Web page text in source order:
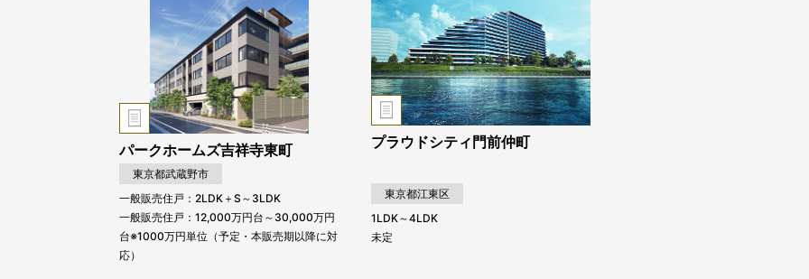
パークホームズ吉祥寺東町
東京都武蔵野市
一般販売住戸：2LDK＋S～3LDK
一般販売住戸：12,000万円台～30,000万円
台※1000万円単位（予定・本販売期以降に対
応）
プラウドシティ門前仲町
東京都江東区
1LDK～4LDK
未定